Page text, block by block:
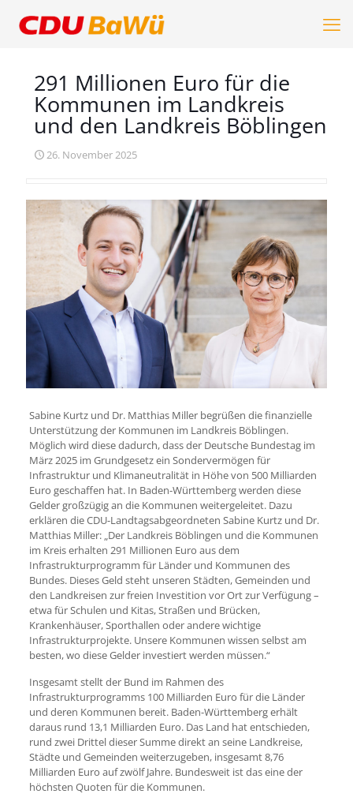
291 Millionen Euro für die
Kommunen im Landkreis
und den Landkreis Böblingen
26. November 2025
Sabine Kurtz und Dr. Matthias Miller begrüßen die finanzielle
Unterstützung der Kommunen im Landkreis Böblingen.
Möglich wird diese dadurch, dass der Deutsche Bundestag im
März 2025 im Grundgesetz ein Sondervermögen für
Infrastruktur und Klimaneutralität in Höhe von 500 Milliarden
Euro geschaffen hat. In Baden-Württemberg werden diese
Gelder großzügig an die Kommunen weitergeleitet. Dazu
erklären die CDU-Landtagsabgeordneten Sabine Kurtz und Dr.
Matthias Miller: „Der Landkreis Böblingen und die Kommunen
im Kreis erhalten 291 Millionen Euro aus dem
Infrastrukturprogramm für Länder und Kommunen des
Bundes. Dieses Geld steht unseren Städten, Gemeinden und
den Landkreisen zur freien Investition vor Ort zur Verfügung –
etwa für Schulen und Kitas, Straßen und Brücken,
Krankenhäuser, Sporthallen oder andere wichtige
Infrastrukturprojekte. Unsere Kommunen wissen selbst am
besten, wo diese Gelder investiert werden müssen.“
Insgesamt stellt der Bund im Rahmen des
Infrastrukturprogramms 100 Milliarden Euro für die Länder
und deren Kommunen bereit. Baden-Württemberg erhält
daraus rund 13,1 Milliarden Euro. Das Land hat entschieden,
rund zwei Drittel dieser Summe direkt an seine Landkreise,
Städte und Gemeinden weiterzugeben, insgesamt 8,76
Milliarden Euro auf zwölf Jahre. Bundesweit ist das eine der
höchsten Quoten für die Kommunen.